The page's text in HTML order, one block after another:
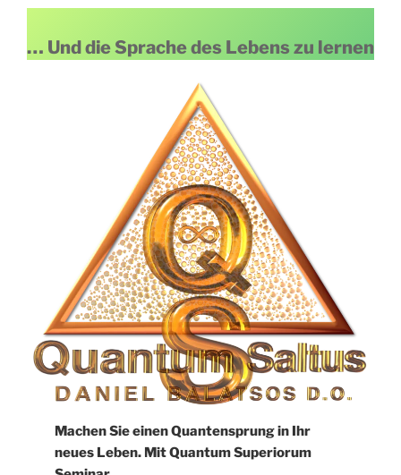
… Und die Sprache des Lebens zu lernen
Machen Sie einen Quantensprung in Ihr
neues Leben. Mit Quantum Superiorum